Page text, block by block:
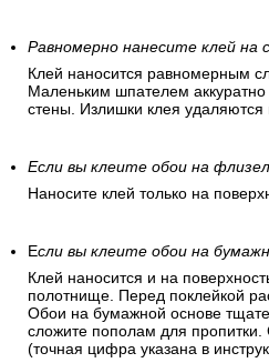
Равномерно нанесите клей на
Клей наносится равномерным
Маленьким шпателем
стены. Излишки клея удаляются
Если вы клеите обои на
Наносите клей только на
Если вы клеите обои на
Клей наносится и на
полотнище. Перед поклейкой
Обои на бумажной основе
сложите пополам для пропитки.
(точная цифра указана в